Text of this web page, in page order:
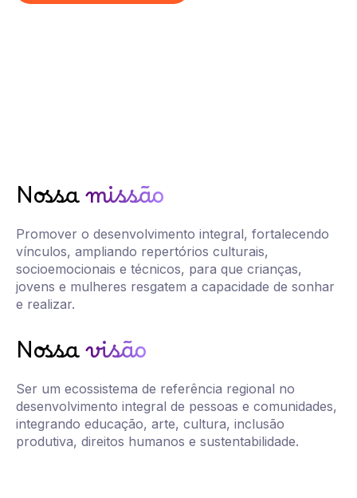
Nossamissão
Promover o desenvolvimento integral, fortalecendo
vínculos, ampliando repertórios culturais,
socioemocionais e técnicos, para que crianças,
jovens e mulheres resgatem a capacidade de sonhar
e realizar.
Nossavisão
Ser um ecossistema de referência regional no
desenvolvimento integral de pessoas e comunidades,
integrando educação, arte, cultura, inclusão
produtiva, direitos humanos e sustentabilidade.